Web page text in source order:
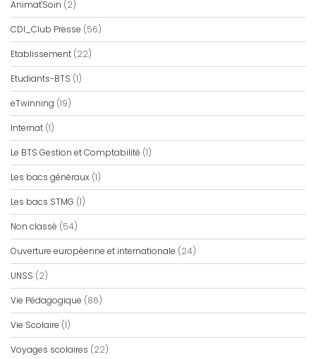
Animat'Soin (2)
CDI_Club Presse (56)
Etablissement (22)
Etudiants-BTS (1)
eTwinning (19)
Internat (1)
Le BTS Gestion et Comptabilité (1)
Les bacs généraux (1)
Les bacs STMG (1)
Non classé (54)
Ouverture européenne et internationale (24)
UNSS (2)
Vie Pédagogique (86)
Vie Scolaire (1)
Voyages scolaires (22)